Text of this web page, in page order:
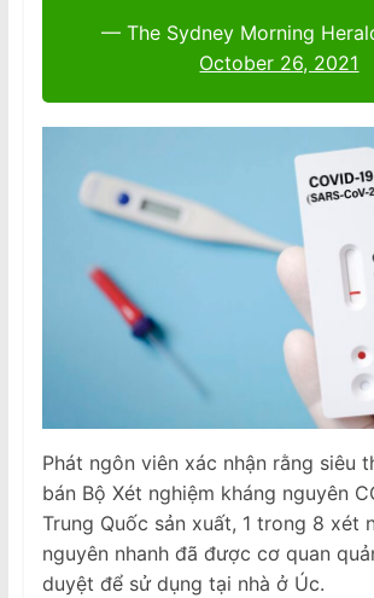
— The Sydney Morning
October 26, 2021
Phát ngôn viên xác nhận rằng siêu
bán Bộ Xét nghiệm kháng nguyên
Trung Quốc sản xuất, 1 trong 8 xét
nguyên nhanh đã được cơ quan
duyệt để sử dụng tại nhà ở Úc.